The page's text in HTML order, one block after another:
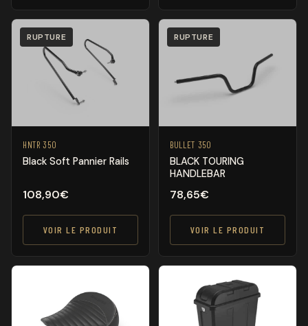
RUPTURE
HNTR 350
Black Soft Pannier Rails
108,90€
VOIR LE PRODUIT
RUPTURE
BULLET 350
BLACK TOURING
HANDLEBAR
78,65€
VOIR LE PRODUIT